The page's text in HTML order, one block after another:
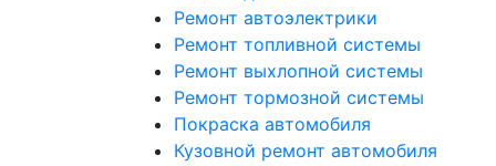
Ремонт автоэлектрики
Ремонт топливной системы
Ремонт выхлопной системы
Ремонт тормозной системы
Покраска автомобиля
Кузовной ремонт автомобиля